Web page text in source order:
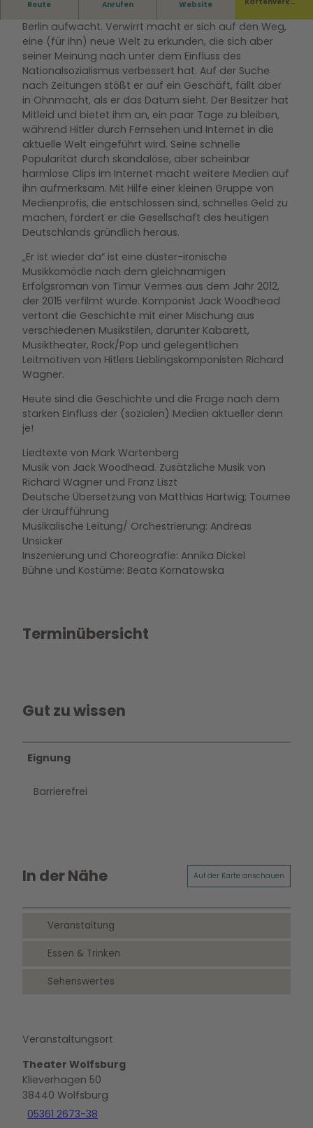
Route Anrufen Website
Berlin aufwacht. Verwirrt macht er sich auf den Weg,
eine (für ihn) neue Welt zu erkunden, die sich aber
seiner Meinung nach unter dem Einfluss des
Nationalsozialismus verbessert hat. Auf der Suche
nach Zeitungen stößt er auf ein Geschäft, fällt aber
in Ohnmacht, als er das Datum sieht. Der Besitzer hat
Mitleid und bietet ihm an, ein paar Tage zu bleiben,
während Hitler durch Fernsehen und Internet in die
aktuelle Welt eingeführt wird. Seine schnelle
Popularität durch skandalöse, aber scheinbar
harmlose Clips im Internet macht weitere Medien auf
ihn aufmerksam. Mit Hilfe einer kleinen Gruppe von
Medienprofis, die entschlossen sind, schnelles Geld zu
machen, fordert er die Gesellschaft des heutigen
Deutschlands gründlich heraus.
„Er ist wieder da“ ist eine düster-ironische
Musikkomödie nach dem gleichnamigen
Erfolgsroman von Timur Vermes aus dem Jahr 2012,
der 2015 verfilmt wurde. Komponist Jack Woodhead
vertont die Geschichte mit einer Mischung aus
verschiedenen Musikstilen, darunter Kabarett,
Musiktheater, Rock/Pop und gelegentlichen
Leitmotiven von Hitlers Lieblingskomponisten Richard
Wagner.
Heute sind die Geschichte und die Frage nach dem
starken Einfluss der (sozialen) Medien aktueller denn
je!
Liedtexte von Mark Wartenberg
Musik von Jack Woodhead. Zusätzliche Musik von
Richard Wagner und Franz Liszt
Deutsche Übersetzung von Matthias Hartwig; Tournee
der Uraufführung
Musikalische Leitung/ Orchestrierung: Andreas
Unsicker
Inszenierung und Choreografie: Annika Dickel
Bühne und Kostüme: Beata Kornatowska
Terminübersicht
Gut zu wissen
Eignung
Barrierefrei
In der Nähe Auf der Karte anschauen
Veranstaltung
Essen & Trinken
Sehenswertes
Veranstaltungsort
Theater Wolfsburg
Klieverhagen 50
38440 Wolfsburg
05361 2673-38